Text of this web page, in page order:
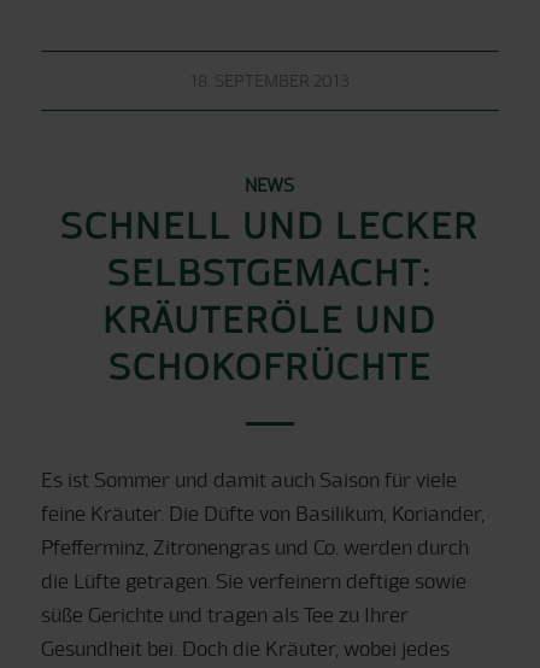
18. SEPTEMBER 2013
NEWS
SCHNELL UND LECKER
SELBSTGEMACHT:
KRÄUTERÖLE UND
SCHOKOFRÜCHTE
Es ist Sommer und damit auch Saison für viele
feine Kräuter. Die Düfte von Basilikum, Koriander,
Pfefferminz, Zitronengras und Co. werden durch
die Lüfte getragen. Sie verfeinern deftige sowie
süße Gerichte und tragen als Tee zu Ihrer
Gesundheit bei. Doch die Kräuter, wobei jedes